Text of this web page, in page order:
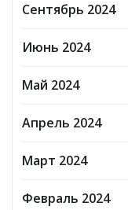
Сентябрь 2024
Июнь 2024
Май 2024
Апрель 2024
Март 2024
Февраль 2024